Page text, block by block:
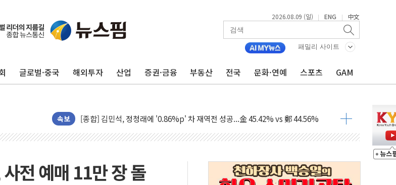
2026.08.09 (일) | ENG | 中文
패밀리 사이트
글로벌·중국 해외투자 산업 증권·금융 부동산 전국 문화·연예 스포츠 GAM
속보
포항시 재난예산 40억 긴급 투입…고수온 양식장 복구·지원 '총력'
울진·영덕 '호우특보'-포항 '산사태 주의보'...경북도, 호우 피해·통제구간 없어
인천 합동연설회 나선 송영길·정청래·김민석 당대표 후보
김민석, 2주차 제주·인천 경선서 정청래에 승리...47.75% vs 42.08%
[속보] 민주, 제주·인천 경선 결과 발표...김민석 47.75% 정청래 42.08%
[속보] 민주, 인천 경선 결과 발표...김민석 45.09% 정청래 43.27% 송영길 11.63%
전 예매 11만 장 돌